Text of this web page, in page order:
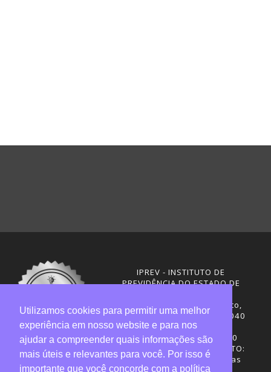
IPREV - INSTITUTO DE
PREVIDÊNCIA DO ESTADO DE
Rua Visconde de Ouro Preto,
291 – Centro - CEP: 88020-040
Florianópolis - SC
Telefones: (48) 3665-4600
HORÁRIO DE FUNCIONAMENTO:
Central de Atendimento: das
Utilizamos cookies para permitir uma melhor
experiência em nosso website e para nos
ajudar a compreender quais informações são
mais úteis e relevantes para você. Por isso é
importante que você concorde com a política